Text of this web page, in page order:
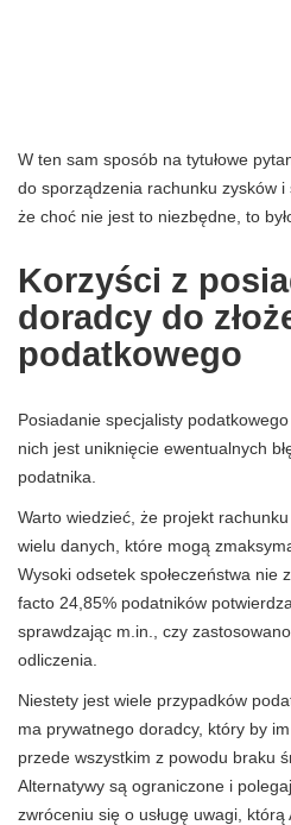
W ten sam sposób na tytułowe
do sporządzenia rachunku zysków i
że ​​choć nie jest to niezbędne, to
Korzyści z
doradcy do
podatkowego
Posiadanie specjalisty
nich jest uniknięcie ewentualnych
podatnika.
Warto wiedzieć, że projekt
wielu danych, które mogą
Wysoki odsetek społeczeństwa nie
facto 24,85% podatników
sprawdzając m.in., czy
odliczenia.
Niestety jest wiele przypadków
ma prywatnego doradcy, który by
przede wszystkim z powodu braku
Alternatywy są ograniczone i
zwróceniu się o usługę uwagi,